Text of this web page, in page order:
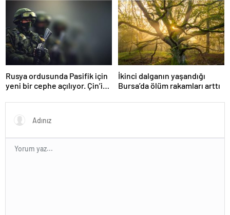
Rusya ordusunda Pasifik için
yeni bir cephe açılıyor. Çin’in
İkinci dalganın yaşandığı
Bursa’da ölüm rakamları arttı